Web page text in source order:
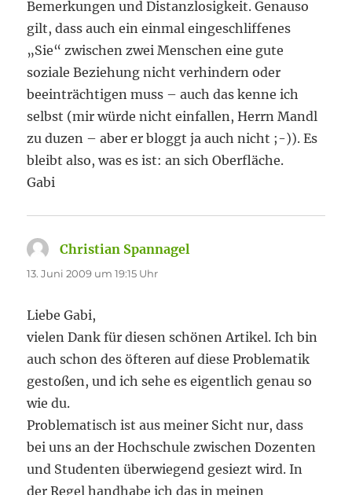
Bemerkungen und Distanzlosigkeit. Genauso
gilt, dass auch ein einmal eingeschliffenes
„Sie“ zwischen zwei Menschen eine gute
soziale Beziehung nicht verhindern oder
beeinträchtigen muss – auch das kenne ich
selbst (mir würde nicht einfallen, Herrn Mandl
zu duzen – aber er bloggt ja auch nicht ;-)). Es
bleibt also, was es ist: an sich Oberfläche.
Gabi
Christian Spannagel
13. Juni 2009 um 19:15 Uhr
Liebe Gabi,
vielen Dank für diesen schönen Artikel. Ich bin
auch schon des öfteren auf diese Problematik
gestoßen, und ich sehe es eigentlich genau so
wie du.
Problematisch ist aus meiner Sicht nur, dass
bei uns an der Hochschule zwischen Dozenten
und Studenten überwiegend gesiezt wird. In
der Regel handhabe ich das in meinen